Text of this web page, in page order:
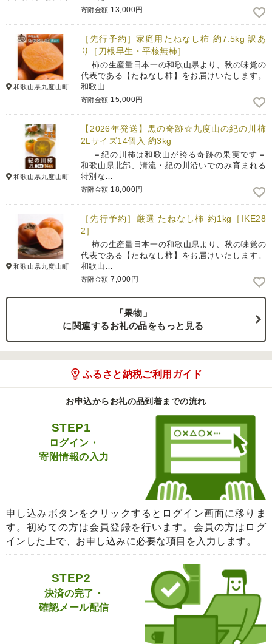
寄附金額 13,000円
和歌山県九度山町
［先行予約］家庭用たねなし柿 約7.5kg 訳あ
り［刀根早生・平核無柿］
柿の生産量日本一の和歌山県より、秋の味覚の
代表である【たねなし柿】をお届けいたします。
和歌山…
寄附金額 15,000円
和歌山県九度山町
【2026年発送】黒の奇跡☆九度山の紀の川柿
2Lサイズ14個入 約3kg
＝紀の川柿は和歌山が誇る奇跡の果実です＝
和歌山県北部、清流・紀の川沿いでのみ育まれる
特別な…
寄附金額 18,000円
和歌山県九度山町
［先行予約］厳選 たねなし柿 約1kg［IKE28
2］
柿の生産量日本一の和歌山県より、秋の味覚の
代表である【たねなし柿】をお届けいたします。
和歌山…
寄附金額 7,000円
「果物」
に関連するお礼の品をもっと見る
ふるさと納税ご利用ガイド
お申込からお礼の品到着までの流れ
STEP1
ログイン・
寄附情報の入力
申し込みボタンをクリックするとログイン画面に移りま
す。初めての方は会員登録を行います。会員の方はログ
インした上で、お申し込みに必要な項目を入力します。
STEP2
決済の完了・
確認メール配信